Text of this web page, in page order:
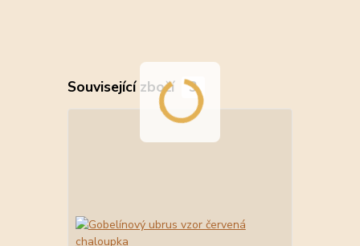
Související zboží 3